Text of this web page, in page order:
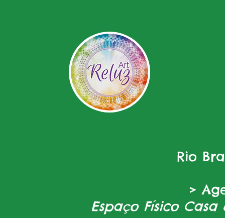
Rio
>
Espaço Físico Casa